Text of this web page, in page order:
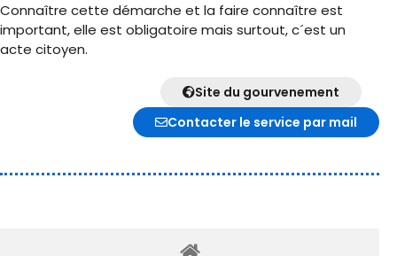
Connaître cette démarche et la faire connaître est
important, elle est obligatoire mais surtout, c´est un
acte citoyen.
Site du gourvenement
Contacter le service par mail